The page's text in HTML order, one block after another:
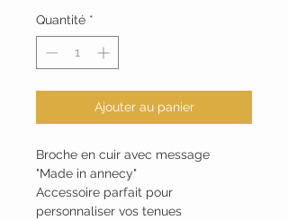
Quantité *
Ajouter au panier
Broche en cuir avec message
"Made in annecy"
Accessoire parfait pour
personnaliser vos tenues